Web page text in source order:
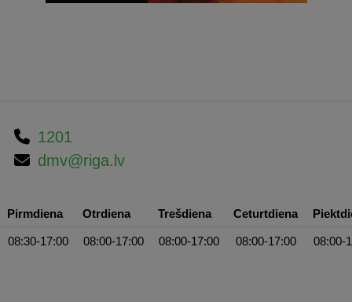
1201
dmv@riga.lv
Pirmdiena Otrdiena Trešdiena Ceturtdiena
08:30-17:00 08:00-17:00 08:00-17:00 08:00-17:00 08:00-